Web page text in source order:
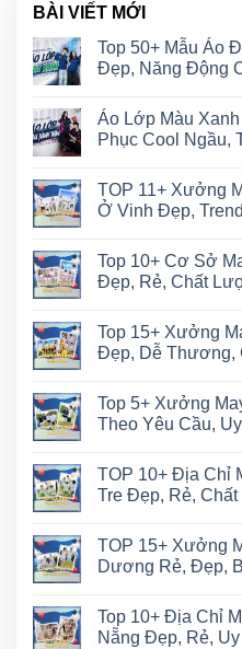
BÀI VIẾT MỚI
Top 50+ Mẫu Áo
Đẹp, Năng Động
Áo Lớp Màu
Phục Cool Ngầu,
TOP 11+ Xưởng
Ở Vinh Đẹp,
Top 10+ Cơ Sở
Đẹp, Rẻ, Chất
Top 15+ Xưởng
Đẹp, Dễ Thương,
Top 5+ Xưởng
Theo Yêu Cầu,
TOP 10+ Địa Chỉ
Tre Đẹp, Rẻ,
TOP 15+ Xưởng
Dương Rẻ, Đẹp,
Top 10+ Địa Chỉ
Nẵng Đẹp, Rẻ,